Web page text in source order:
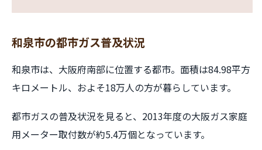
和泉市の都市ガス普及状況
和泉市は、大阪府南部に位置する都市。面積は84.98平方
キロメートル、およそ18万人の方が暮らしています。
都市ガスの普及状況を見ると、2013年度の大阪ガス家庭
用メーター取付数が約5.4万個となっています。